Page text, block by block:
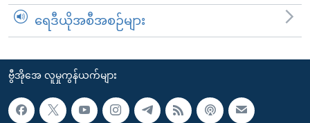
ရေဒီယိုအစီအစဉ်များ
ဗွီအိုအေ လူမှုကွန်ယက်များ